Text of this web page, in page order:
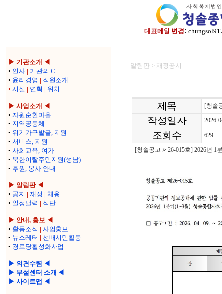
대표메일 변경:
▶ 기관소개 ◀
• 인사 | 기관의 CI
• 윤리경영 | 직원소개
• 시설 | 연혁 | 위치
▶ 사업소개 ◀
• 자원순환마을
• 지역공동체
• 위기가구발굴, 지원
• 서비스, 지원
• 사회교육, 여가
• 북한이탈주민지원(성남)
• 후원, 봉사 안내
▶ 알림판 ◀
• 공지 | 재정 | 채용
• 일정달력 | 식단
▶ 안내, 홍보 ◀
• 활동소식 | 사업홍보
• 뉴스레터 | 선배시민활동
• 경로당활성화사업
▶ 의견수렴 ◀
▶ 부설센터 소개 ◀
▶ 사이트맵 ◀
알림판 > 재정공시
제목 [청솔
작성일자 2026-
조회수 629
[청솔공고 제26-015호] 2026년 1